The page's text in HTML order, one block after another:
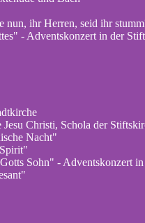
nun, ihr Herren, seid ihr
- Adventskonzert in der
Christi, Schola der
Nacht"
Sohn" - Adventskonzert